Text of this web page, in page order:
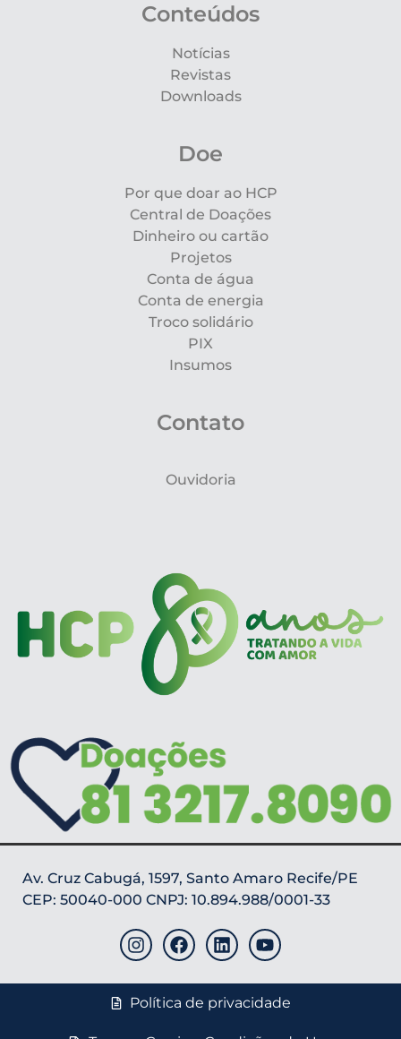
Conteúdos
Notícias
Revistas
Downloads
Doe
Por que doar ao HCP
Central de Doações
Dinheiro ou cartão
Projetos
Conta de água
Conta de energia
Troco solidário
PIX
Insumos
Contato
Ouvidoria
Av. Cruz Cabugá, 1597, Santo Amaro Recife/PE
CEP: 50040-000 CNPJ: 10.894.988/0001-33
Política de privacidade